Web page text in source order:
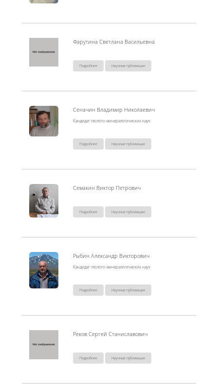
Фарутина Светлана Васильевна
Подробнее Научные публикации
Сеначин Владимир Николаевич
Кандидат геолого-минералогических наук
Подробнее Научные публикации
Семакин Виктор Петрович
Подробнее Научные публикации
Рыбин Александр Викторович
Кандидат геолого-минералогических наук
Подробнее Научные публикации
Реков Сергей Станиславович
Подробнее Научные публикации